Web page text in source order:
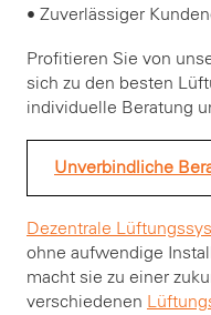
• Zuverlässiger
Profitieren Sie von
sich zu den besten
individuelle Beratung
Unverbindliche
Dezentrale
ohne aufwendige
macht sie zu einer
verschiedenen